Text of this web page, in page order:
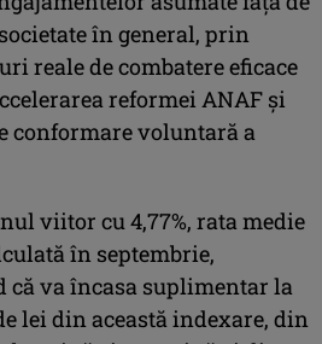
în general, prin
reale de combatere eficace
reformei ANAF şi
conformare voluntară a
viitor cu 4,77%, rata medie
în septembrie,
va încasa suplimentar la
lei din această indexare, din